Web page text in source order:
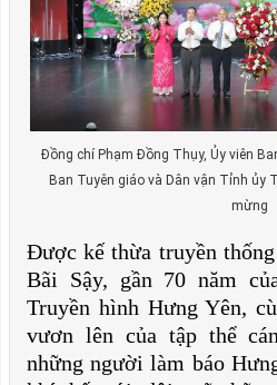
Đồng chí Phạm Đồng Thụy, Ủy viên
Ban Tuyên giáo và Dân vận Tỉnh ủy
mừng
Được kế thừa truyền
Bãi Sậy, gần 70 năm
Truyền hình Hưng Yên,
vươn lên của tập thể
những người làm báo